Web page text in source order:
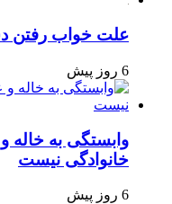
علت خواب
6 روز پیش
وابستگی به
خانوادگی نیست
6 روز پیش